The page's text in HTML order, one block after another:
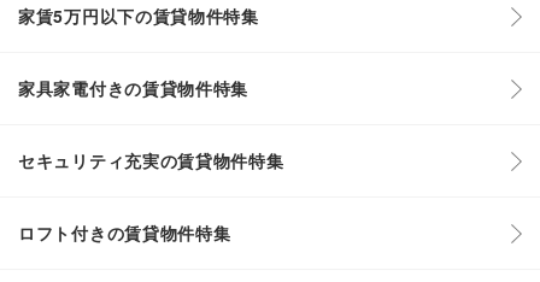
家賃5万円以下の賃貸物件特集
家具家電付きの賃貸物件特集
セキュリティ充実の賃貸物件特集
ロフト付きの賃貸物件特集